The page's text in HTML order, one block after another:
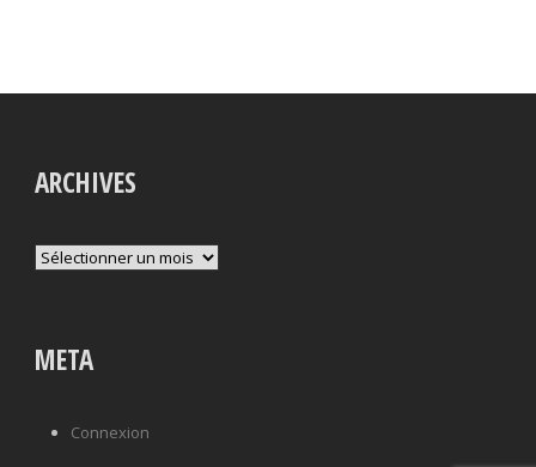
ARCHIVES
Archives
META
Connexion